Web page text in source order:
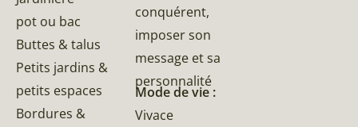
pot ou bac
Buttes & talus
Petits jardins &
petits espaces
Bordures &
conquérent,
imposer son
message et sa
personnalité
Mode de vie :
Vivace